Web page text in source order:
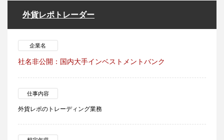
外貨レポトレーダー
企業名
社名非公開：国内大手インベストメントバンク
仕事内容
外貨レポのトレーディング業務